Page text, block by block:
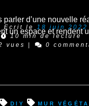
Ecrit le 18 juin 2022
10 min de lecture
vues
| 0
parler d’une nouvelle
un espace et rendent
diy mur